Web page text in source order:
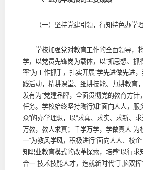
（一）坚持党建引领，行知特色办学
学校加强党对教育工作的全面领导，
学，以党员先锋岗为载体，以“抓思想、抓
率”为工作抓手，扎实开展“学先进做先进
践活动，精耕课堂、细耕技能、力耕教育
发有为”党建品牌，全面贯彻党的教育方针
任务。学校始终坚持陶行知“面向人人，服
众”的办学理想，以“求真、求实、求新、求
万教，教人求真；千学万学，学做真人”为
一”为教风学风，积极进行“面向人人、校
知职业教育模式的改革探索，培养“以行求
合一”技术技能人才，造就新时代“手脑双